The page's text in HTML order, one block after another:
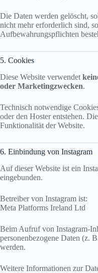
Die Daten werden gelöscht,
nicht mehr erforderlich sind,
Aufbewahrungspflichten
5. Cookies
Diese Website verwendet
oder Marketingzwecken.
Technisch notwendige
oder den Hoster entstehen.
Funktionalität der Website.
6. Einbindung von Instagram
Auf dieser Website ist ein
eingebunden.
Betreiber von Instagram ist:
Meta Platforms Ireland Ltd
Beim Aufruf von Instagram-
personenbezogene Daten (z.
werden.
Weitere Informationen zur